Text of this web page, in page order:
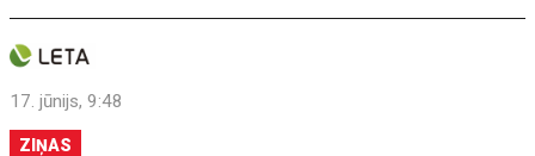
17. jūnijs, 9:48
ZIŅAS